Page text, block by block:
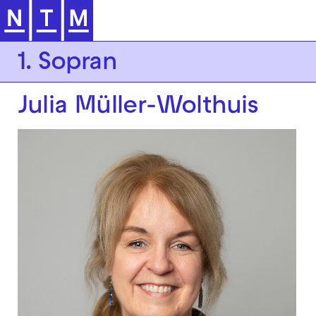
Zur Hauptnavigation springen
1. Sopran
Julia Müller-Wolthuis